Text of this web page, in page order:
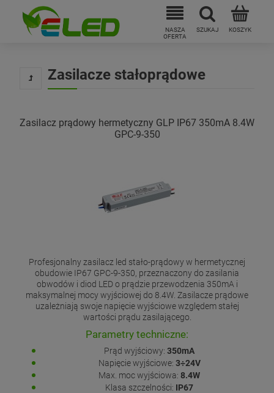
Zasilacze stałoprądowe
Zasilacz prądowy hermetyczny GLP IP67 350mA 8.4W
GPC-9-350
Profesjonalny zasilacz led stało-prądowy w hermetycznej
obudowie IP67 GPC-9-350, przeznaczony do zasilania
obwodów i diod LED o prądzie przewodzenia 350mA i
maksymalnej mocy wyjściowej do 8.4W. Zasilacze prądowe
uzależniają swoje napięcie wyjściowe względem stałej
wartości prądu zasilającego.
Parametry techniczne:
Prąd wyjściowy: 350mA
Napięcie wyjściowe: 3÷24V
Max. moc wyjściowa: 8.4W
Klasa szczelności: IP67